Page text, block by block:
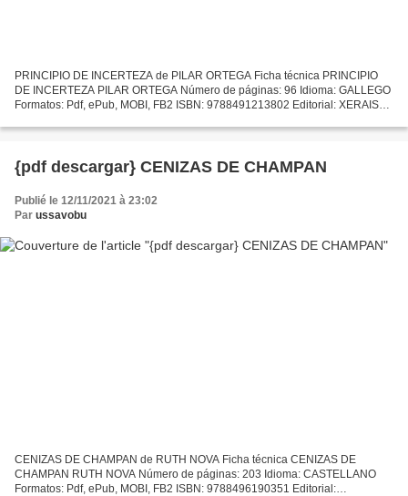
PRINCIPIO DE INCERTEZA de PILAR ORTEGA Ficha técnica PRINCIPIO
DE INCERTEZA PILAR ORTEGA Número de páginas: 96 Idioma: GALLEGO
Formatos: Pdf, ePub, MOBI, FB2 ISBN: 9788491213802 Editorial: XERAIS
{pdf descargar} CENIZAS DE CHAMPAN
Publié le 12/11/2021 à 23:02
Par ussavobu
CENIZAS DE CHAMPAN de RUTH NOVA Ficha técnica CENIZAS DE
CHAMPAN RUTH NOVA Número de páginas: 203 Idioma: CASTELLANO
Formatos: Pdf, ePub, MOBI, FB2 ISBN: 9788496190351 Editorial: